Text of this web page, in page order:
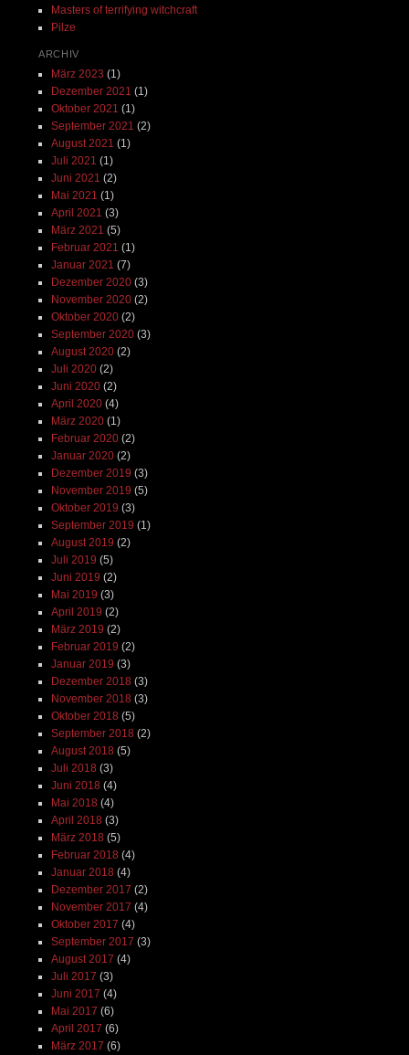
Masters of terrifying witchcraft
Pilze
ARCHIV
März 2023 (1)
Dezember 2021 (1)
Oktober 2021 (1)
September 2021 (2)
August 2021 (1)
Juli 2021 (1)
Juni 2021 (2)
Mai 2021 (1)
April 2021 (3)
März 2021 (5)
Februar 2021 (1)
Januar 2021 (7)
Dezember 2020(3)
November 2020(2)
Oktober 2020(2)
September 2020(3)
August 2020(2)
Juli 2020(2)
Juni 2020(2)
April 2020(4)
März 2020(1)
Februar 2020(2)
Januar 2020(2)
Dezember 2019 (3)
November 2019 (5)
Oktober 2019 (3)
September 2019 (1)
August 2019 (2)
Juli 2019 (5)
Juni 2019 (2)
Mai 2019 (3)
April 2019 (2)
März 2019 (2)
Februar 2019 (2)
Januar 2019 (3)
Dezember 2018 (3)
November 2018 (3)
Oktober 2018 (5)
September 2018 (2)
August 2018 (5)
Juli 2018 (3)
Juni 2018 (4)
Mai 2018 (4)
April 2018 (3)
März 2018 (5)
Februar 2018 (4)
Januar 2018 (4)
Dezember 2017 (2)
November 2017 (4)
Oktober 2017 (4)
September 2017 (3)
August 2017 (4)
Juli 2017 (3)
Juni 2017 (4)
Mai 2017 (6)
April 2017 (6)
März 2017 (6)